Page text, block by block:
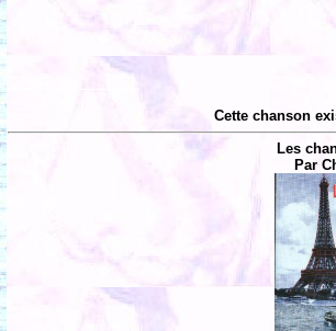
Cette chanson
Les
Par